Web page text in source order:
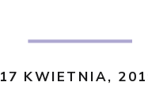
17 KWIETNIA,